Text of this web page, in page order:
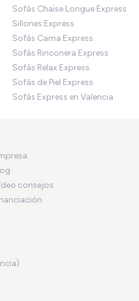
Sofás Chaise Longue Express
Sillones Express
Sofás Cama Express
Sofás Rinconera Express
Sofás Relax Express
Sofás de Piel Express
Sofás Express en Valencia
consejos